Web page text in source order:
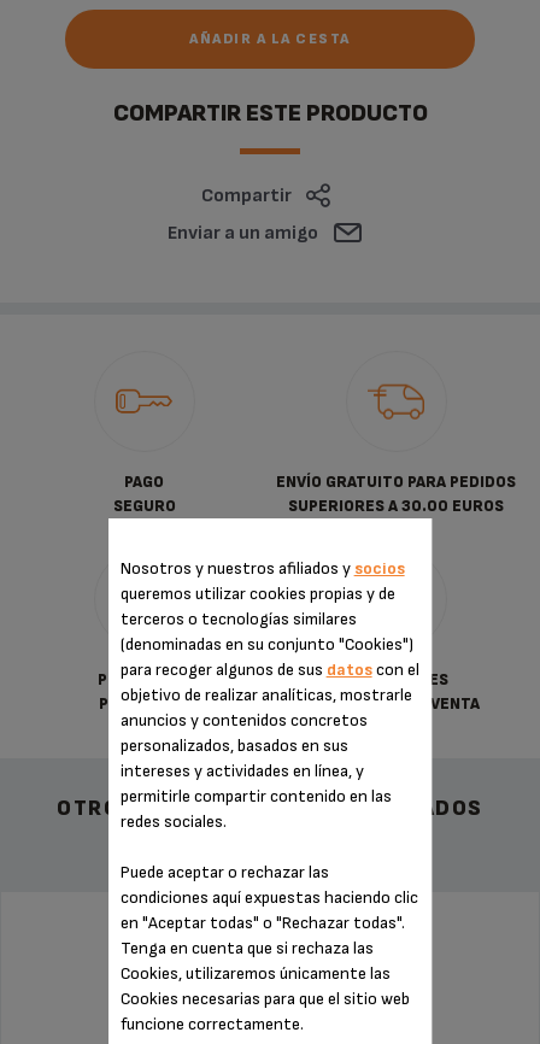
AÑADIR A LA CESTA
COMPARTIR ESTE PRODUCTO
Compartir
Enviar a un amigo
PAGO
SEGURO
ENVÍO GRATUITO PARA PEDIDOS
SUPERIORES A 30.00 EUROS
POLÍTICA DE
PRIVACIDAD
CONDICIONES
GENERALES DE VENTA
OTROS ACCESORIOS RECOMENDADOS
REJILLA MS-654117
Nosotros y nuestros afiliados y socios
queremos utilizar cookies propias y de
terceros o tecnologías similares
(denominadas en su conjunto "Cookies")
para recoger algunos de sus datoscon el
objetivo de realizar analíticas, mostrarle
anuncios y contenidos concretos
personalizados, basados en sus
intereses y actividades en línea, y
permitirle compartir contenido en las
redes sociales.
Puede aceptar o rechazar las
condiciones aquí expuestas haciendo clic
en "Aceptar todas" o "Rechazar todas".
Tenga en cuenta que si rechaza las
Cookies, utilizaremos únicamente las
Cookies necesarias para que el sitio web
funcione correctamente.